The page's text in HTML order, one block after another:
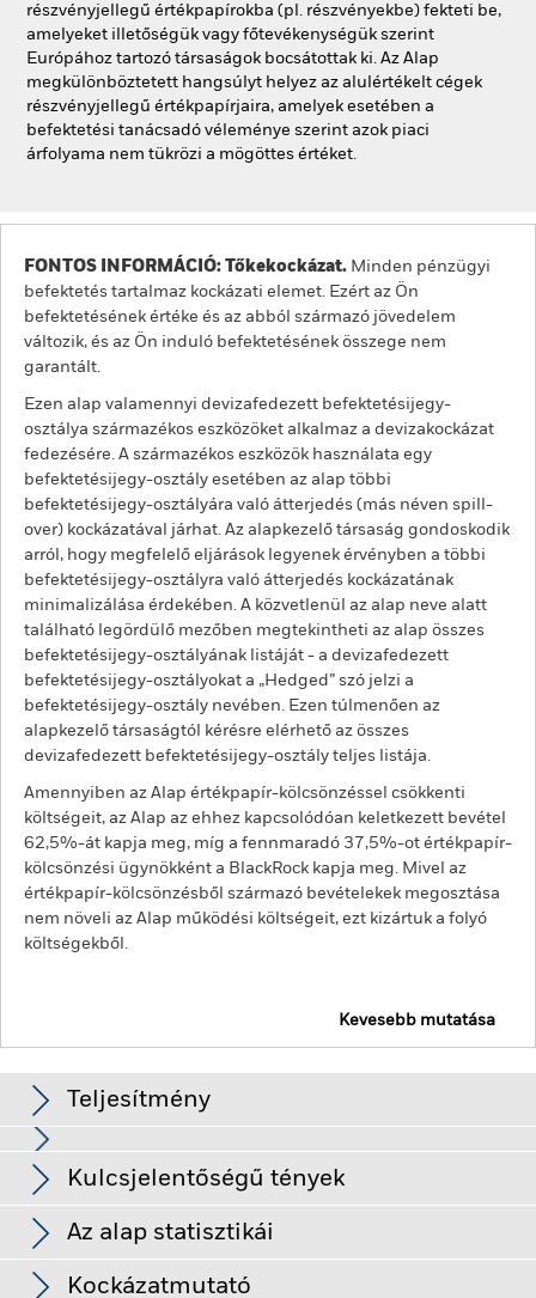
részvényjellegű értékpapírokba (pl. részvényekbe) fekteti be,
amelyeket illetőségük vagy főtevékenységük szerint
Európához tartozó társaságok bocsátottak ki. Az Alap
megkülönböztetett hangsúlyt helyez az alulértékelt cégek
részvényjellegű értékpapírjaira, amelyek esetében a
befektetési tanácsadó véleménye szerint azok piaci
árfolyama nem tükrözi a mögöttes értéket.
FONTOS INFORMÁCIÓ: Tőkekockázat. Minden pénzügyi
befektetés tartalmaz kockázati elemet. Ezért az Ön
befektetésének értéke és az abból származó jövedelem
változik, és az Ön induló befektetésének összege nem
garantált.
Ezen alap valamennyi devizafedezett befektetésijegy-
osztálya származékos eszközöket alkalmaz a devizakockázat
fedezésére. A származékos eszközök használata egy
befektetésijegy-osztály esetében az alap többi
befektetésijegy-osztályára való átterjedés (más néven spill-
over) kockázatával járhat. Az alapkezelő társaság gondoskodik
arról, hogy megfelelő eljárások legyenek érvényben a többi
befektetésijegy-osztályra való átterjedés kockázatának
minimalizálása érdekében. A közvetlenül az alap neve alatt
található legördülő mezőben megtekintheti az alap összes
befektetésijegy-osztályának listáját - a devizafedezett
befektetésijegy-osztályokat a „Hedged” szó jelzi a
befektetésijegy-osztály nevében. Ezen túlmenően az
alapkezelő társaságtól kérésre elérhető az összes
devizafedezett befektetésijegy-osztály teljes listája.
Amennyiben az Alap értékpapír-kölcsönzéssel csökkenti
költségeit, az Alap az ehhez kapcsolódóan keletkezett bevétel
62,5%-át kapja meg, míg a fennmaradó 37,5%-ot értékpapír-
kölcsönzési ügynökként a BlackRock kapja meg. Mivel az
értékpapír-kölcsönzésből származó bevételekek megosztása
nem növeli az Alap működési költségeit, ezt kizártuk a folyó
költségekből.
Kevesebb mutatása
Teljesítmény
Diagram
Teljes diagram megtekintése
Hozamok
A befektetési kockázat bizonyos ágazatokban, országokban,
devizákban vagy vállalatokban koncentrálódik. Ez azt jelenti,
hogy az Alap érzékenyebben reagál a helyi gazdasági, piaci,
politikai, fenntarthatósággal kapcsolatos vagy szabályozási
eseményekre.A részvények és a részvényekhez kapcsolódó
értékpapírok értékét befolyásolhatják a tőkepiaci mozgások. A
Kulcsjelentőségű tények
Az Alap Nettó
ekkor: 2026. aug. 07.
Az alap statisztikái
Kockázatmutató